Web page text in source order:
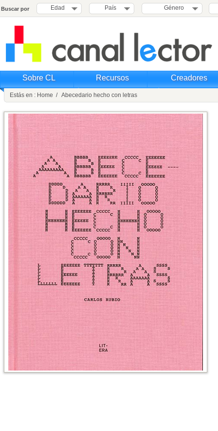
Buscar por Edad País Género
Sobre CL Recursos Creadores
Estás en : Home / Abecedario hecho con letras